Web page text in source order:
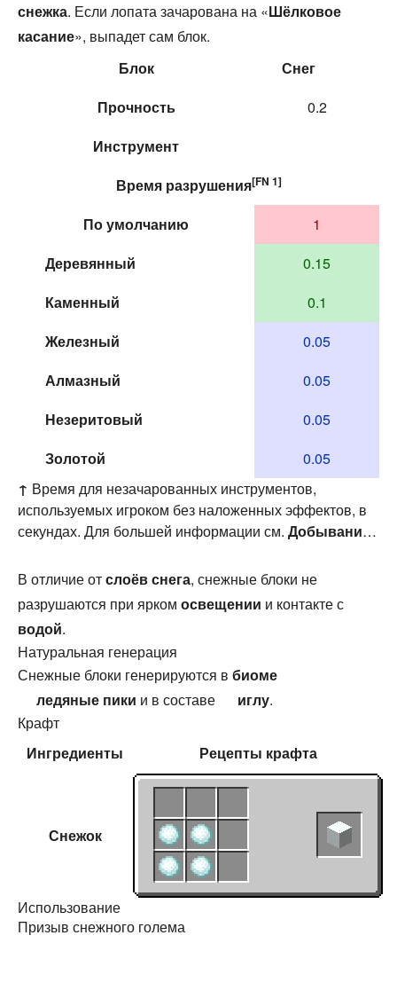
снежка. Если лопата зачарована на «Шёлковое
касание», выпадет сам блок.
Блок
Снег
Прочность
0.2
Инструмент
Время разрушения[FN 1]
По умолчанию
1
Деревянный
0.15
Каменный
0.1
Железный
0.05
Алмазный
0.05
Незеритовый
0.05
Золотой
0.05
↑ Время для незачарованных инструментов,
используемых игроком без наложенных эффектов, в
секундах. Для большей информации см. Добывание
В отличие отслоёв снега, снежные блоки не
разрушаются при ярком освещении и контакте с
водой.
Натуральная генерация
Снежные блоки генерируются в биоме
ледяные пики и в составе иглу.
Крафт
Ингредиенты
Рецепты крафта
Снежок
Использование
Призыв снежного голема